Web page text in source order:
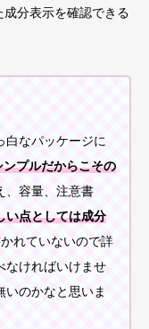
分表示を確認できる
白なパッケージに
ンプルだからこその
、容量、注意書
い点としては成分
れていないので詳
なければいけませ
いのかなと思いま